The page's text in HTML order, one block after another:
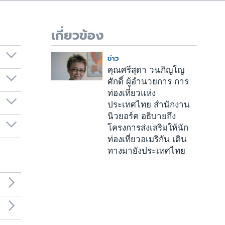
เกี่ยวข้อง
ข่าว
คุณศรีสุดา วนภิญโญ
ศักดิ์ ผู้อำนวยการ การ
ท่องเที่ยวแห่ง
ประเทศไทย สำนักงาน
นิวยอร์ค อธิบายถึง
โครงการส่งเสริมให้นัก
ท่องเที่ยวอเมริกัน เดิน
ทางมายังประเทศไทย